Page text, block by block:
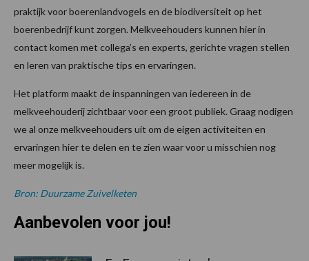
praktijk voor boerenlandvogels en de biodiversiteit op het
boerenbedrijf kunt zorgen. Melkveehouders kunnen hier in
contact komen met collega’s en experts, gerichte vragen stellen
en leren van praktische tips en ervaringen.
Het platform maakt de inspanningen van iedereen in de
melkveehouderij zichtbaar voor een groot publiek. Graag nodigen
we al onze melkveehouders uit om de eigen activiteiten en
ervaringen hier te delen en te zien waar voor u misschien nog
meer mogelijk is.
Bron: Duurzame Zuivelketen
Aanbevolen voor jou!